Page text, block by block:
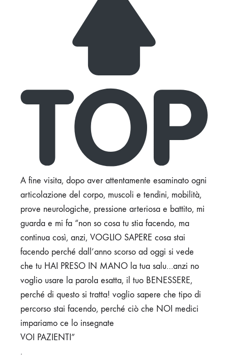
A fine visita, dopo aver attentamente esaminato ogni
articolazione del corpo, muscoli e tendini, mobilità,
prove neurologiche, pressione arteriosa e battito, mi
guarda e mi fa “non so cosa tu stia facendo, ma
continua così, anzi, VOGLIO SAPERE cosa stai
facendo perché dall’anno scorso ad oggi si vede
che tu HAI PRESO IN MANO la tua salu…anzi no
voglio usare la parola esatta, il tuo BENESSERE,
perché di questo si tratta! voglio sapere che tipo di
percorso stai facendo, perché ciò che NOI medici
impariamo ce lo insegnate
VOI PAZIENTI”
.